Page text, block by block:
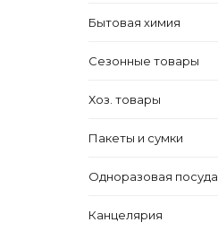
Бытовая химия
Сезонные товары
Хоз. товары
Пакеты и сумки
Одноразовая посуда
Канцелярия